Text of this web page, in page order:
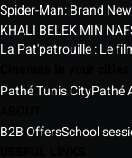
Spider-Man: Brand
La Pat'patrouille : Le
Pathé Tunis CityPathé
B2B OffersSchool